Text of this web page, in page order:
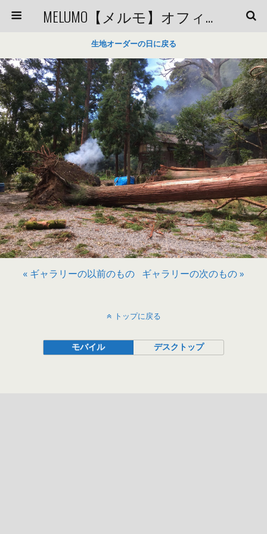
MELUMO【メルモ】オフィシャルブログ
生地オーダーの日に戻る
« ギャラリーの以前のもの ギャラリーの次のもの »
トップに戻る
モバイル デスクトップ